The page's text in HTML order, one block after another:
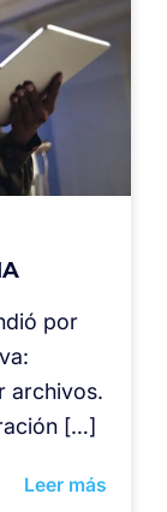
por
archivos.
[…]
Leer más